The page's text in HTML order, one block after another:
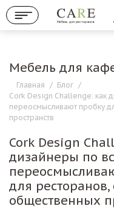
Мебель для ресторанов
Мебель для
Главная / Блог /
Cork Design Challenge: как
переосмысливают пробку
пространств
Cork Design
дизайнеры по
для ресторанов,
общественных